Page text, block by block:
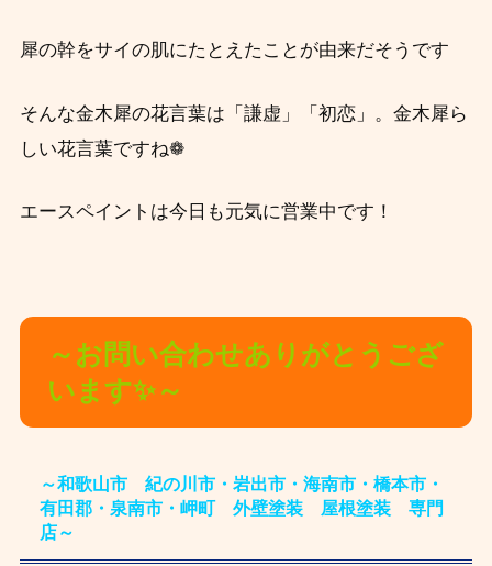
犀の幹をサイの肌にたとえたことが由来だそうです
そんな金木犀の花言葉は「謙虚」「初恋」。金木犀ら
しい花言葉ですね❁
エースペイントは今日も元気に営業中です！
～お問い合わせありがとうござ
います✨～
～和歌山市 紀の川市・岩出市・海南市・橋本市・
有田郡・泉南市・岬町 外壁塗装 屋根塗装 専門
店～